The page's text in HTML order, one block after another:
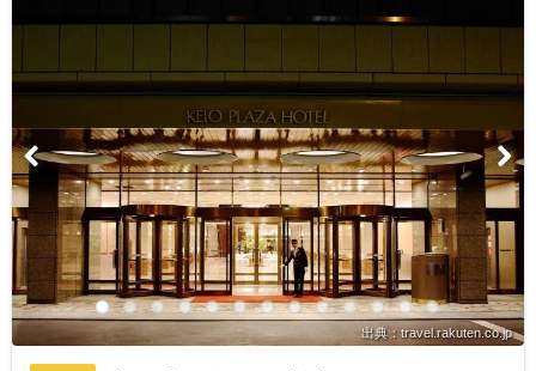
出典：travel.rakuten.co.jp